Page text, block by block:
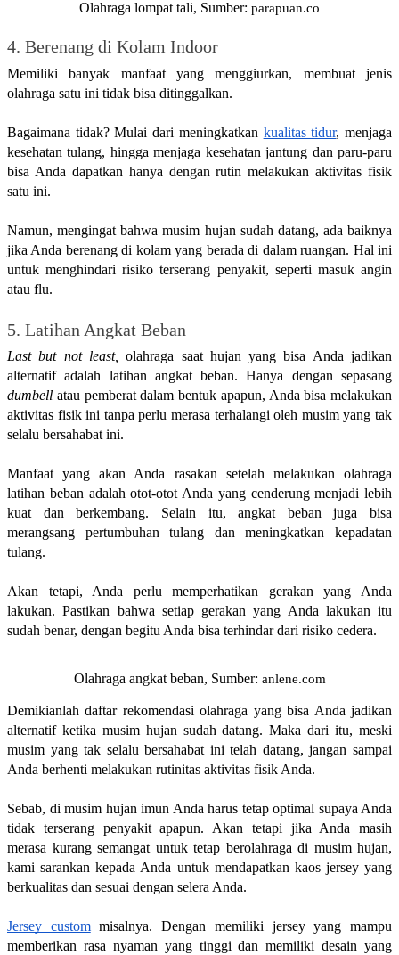
Olahraga lompat tali, Sumber: parapuan.co
4. Berenang di Kolam Indoor
Memiliki banyak manfaat yang menggiurkan, membuat jenis
olahraga satu ini tidak bisa ditinggalkan.
Bagaimana tidak? Mulai dari meningkatkan kualitas tidur, menjaga
kesehatan tulang, hingga menjaga kesehatan jantung dan paru-paru
bisa Anda dapatkan hanya dengan rutin melakukan aktivitas fisik
satu ini.
Namun, mengingat bahwa musim hujan sudah datang, ada baiknya
jika Anda berenang di kolam yang berada di dalam ruangan. Hal ini
untuk menghindari risiko terserang penyakit, seperti masuk angin
atau flu.
5. Latihan Angkat Beban
Last but not least, olahraga saat hujan yang bisa Anda jadikan
dumbell atau pemberat dalam bentuk apapun, Anda bisa melakukan
aktivitas fisik ini tanpa perlu merasa terhalangi oleh musim yang tak
selalu bersahabat ini.
Manfaat yang akan Anda rasakan setelah melakukan olahraga
latihan beban adalah otot-otot Anda yang cenderung menjadi lebih
kuat dan berkembang. Selain itu, angkat beban juga bisa
merangsang pertumbuhan tulang dan meningkatkan kepadatan
tulang.
Akan tetapi, Anda perlu memperhatikan gerakan yang Anda
lakukan. Pastikan bahwa setiap gerakan yang Anda lakukan itu
sudah benar, dengan begitu Anda bisa terhindar dari risiko cedera.
Olahraga angkat beban, Sumber: anlene.com
Demikianlah daftar rekomendasi olahraga yang bisa Anda jadikan
alternatif ketika musim hujan sudah datang. Maka dari itu, meski
musim yang tak selalu bersahabat ini telah datang, jangan sampai
Anda berhenti melakukan rutinitas aktivitas fisik Anda.
Sebab, di musim hujan imun Anda harus tetap optimal supaya Anda
tidak terserang penyakit apapun. Akan tetapi jika Anda masih
merasa kurang semangat untuk tetap berolahraga di musim hujan,
kami sarankan kepada Anda untuk mendapatkan kaos jersey yang
berkualitas dan sesuai dengan selera Anda.
Jersey custom misalnya. Dengan memiliki jersey yang mampu
memberikan rasa nyaman yang tinggi dan memiliki desain yang